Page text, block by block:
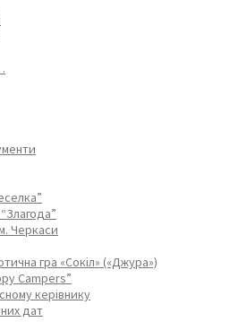
Черкаси
гра «Сокіл» («Джура»)
Campers”
керівнику
дат